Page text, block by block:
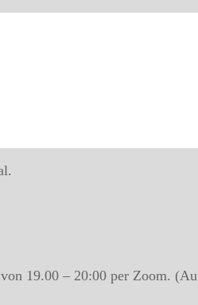
19.00 – 20:00 per Zoom.